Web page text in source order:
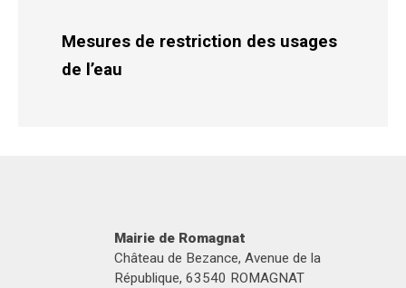
Mesures de restriction des usages
de l’eau
Mairie de Romagnat
Château de Bezance, Avenue de la
République, 63540 ROMAGNAT